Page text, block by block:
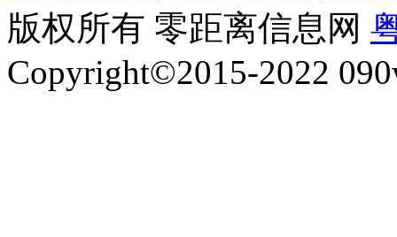
版权所有 零距离信息网
Copyright©2015-2022